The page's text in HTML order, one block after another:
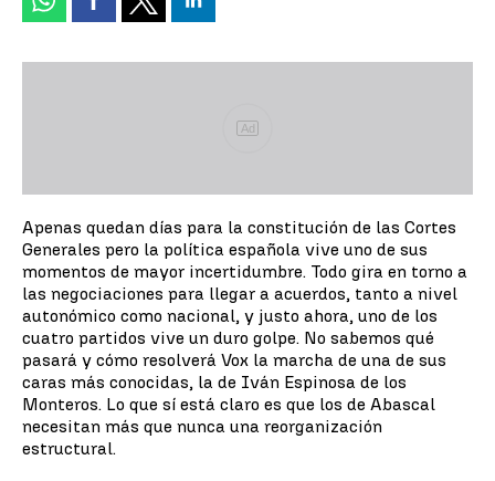
Ad
Apenas quedan días para la constitución de las Cortes
Generales pero la política española vive uno de sus
momentos de mayor incertidumbre. Todo gira en torno a
las negociaciones para llegar a acuerdos, tanto a nivel
autonómico como nacional, y justo ahora, uno de los
cuatro partidos vive un duro golpe. No sabemos qué
pasará y cómo resolverá Vox la marcha de una de sus
caras más conocidas, la de Iván Espinosa de los
Monteros. Lo que sí está claro es que los de Abascal
necesitan más que nunca una reorganización
estructural.